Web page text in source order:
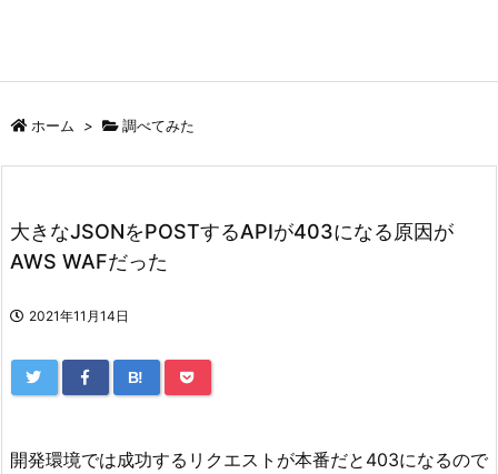
ホーム > 調べてみた
大きなJSONをPOSTするAPIが403になる原因が
AWS WAFだった
2021年11月14日
B!
開発環境では成功するリクエストが本番だと403になるので